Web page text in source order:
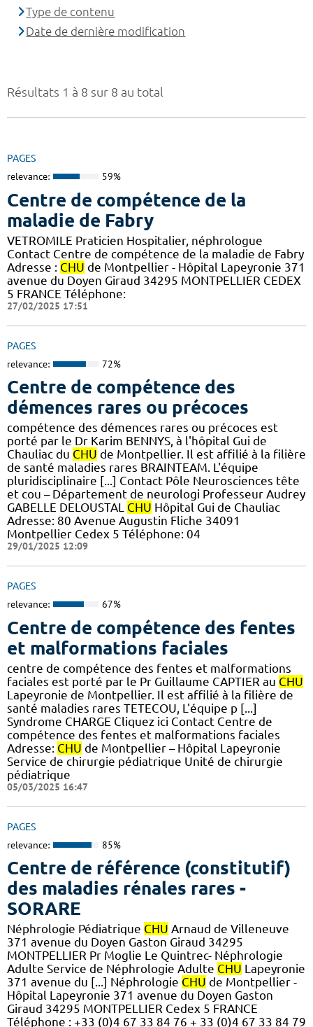
Résultats 1 à 8 sur 8 au total
PAGES
relevance: 59%
Centre de compétence de la
maladie de Fabry
VETROMILE Praticien Hospitalier, néphrologue
Contact Centre de compétence de la maladie de Fabry
Adresse : CHU de Montpellier - Hôpital Lapeyronie 371
avenue du Doyen Giraud 34295 MONTPELLIER CEDEX
5 FRANCE Téléphone:
27/02/2025 17:51
PAGES
relevance: 72%
Centre de compétence des
démences rares ou précoces
compétence des démences rares ou précoces est
porté par le Dr Karim BENNYS, à l'hôpital Gui de
Chauliac du CHU de Montpellier. Il est affilié à la filière
de santé maladies rares BRAINTEAM. L'équipe
pluridisciplinaire [...] Contact Pôle Neurosciences tête
et cou – Département de neurologi Professeur Audrey
GABELLE DELOUSTAL CHU Hôpital Gui de Chauliac
Adresse: 80 Avenue Augustin Fliche 34091
Montpellier Cedex 5 Téléphone: 04
29/01/2025 12:09
PAGES
relevance: 67%
Centre de compétence des fentes
et malformations faciales
centre de compétence des fentes et malformations
faciales est porté par le Pr Guillaume CAPTIER au CHU
Lapeyronie de Montpellier. Il est affilié à la filière de
santé maladies rares TETECOU, L'équipe p [...]
Syndrome CHARGE Cliquez ici Contact Centre de
compétence des fentes et malformations faciales
Adresse: CHU de Montpellier – Hôpital Lapeyronie
Service de chirurgie pédiatrique Unité de chirurgie
pédiatrique
05/03/2025 16:47
PAGES
relevance: 85%
Centre de référence (constitutif)
des maladies rénales rares -
SORARE
Néphrologie Pédiatrique CHU Arnaud de Villeneuve
371 avenue du Doyen Gaston Giraud 34295
MONTPELLIER Pr Moglie Le Quintrec- Néphrologie
Adulte Service de Néphrologie Adulte CHU Lapeyronie
371 avenue du [...] Néphrologie CHU de Montpellier -
Hôpital Lapeyronie 371 avenue du Doyen Gaston
Giraud 34295 MONTPELLIER Cedex 5 FRANCE
Téléphone : +33 (0)4 67 33 84 76 + 33 (0)4 67 33 84 79
Type de contenu
Date de dernière modification